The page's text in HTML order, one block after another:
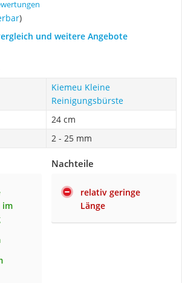
)
und weitere Angebote
Kiemeu Kleine
Reinigungsbürste
24 cm
2 - 25 mm
im
Nachteile
relativ geringe
Länge